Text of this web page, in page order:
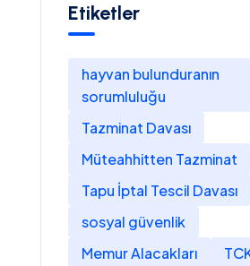
Etiketler
hayvan bulunduranın
sorumluluğu
Tazminat Davası
Müteahhitten Tazminat
Tapu İptal Tescil Davası
sosyal güvenlik
Memur Alacakları